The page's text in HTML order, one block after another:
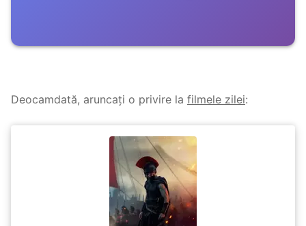
Deocamdată, aruncați o privire la filmele zilei: